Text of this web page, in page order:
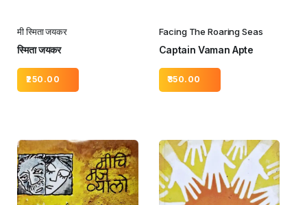
मी स्मिता जयकर
स्मिता जयकर
250.00
Facing The Roaring Seas
Captain Vaman Apte
350.00